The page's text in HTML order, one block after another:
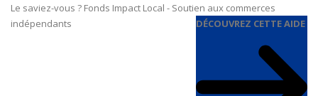
Le saviez-vous ? Fonds Impact Local - Soutien aux commerces
indépendants
DÉCOUVREZ CETTE AIDE